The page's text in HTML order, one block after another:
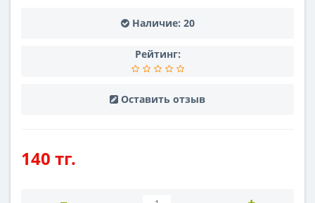
Наличие: 20
Рейтинг:
Оставить отзыв
140 тг.